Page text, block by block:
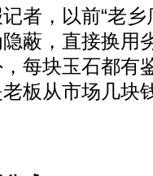
，以前“老乡
蔽，直接换用
每块玉石都有
板从市场几块